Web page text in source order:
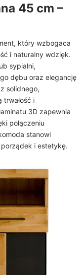
45 cm –
który wzbogaca
i naturalny wdzięk.
sypialni,
dębu oraz elegancję
solidnego,
i
3D zapewnia
połączeniu
stanowi
i estetykę.